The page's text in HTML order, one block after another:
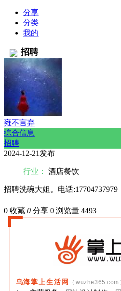
分享
分类
我的
招聘
雍不言弃
综合信息
招聘
2024-12-21发布
行业： 酒店餐饮
招聘洗碗大姐。电话:17704737979
0 收藏 0 分享 0 浏览量 4493
乌海掌上生活网 （wuzhe365.com